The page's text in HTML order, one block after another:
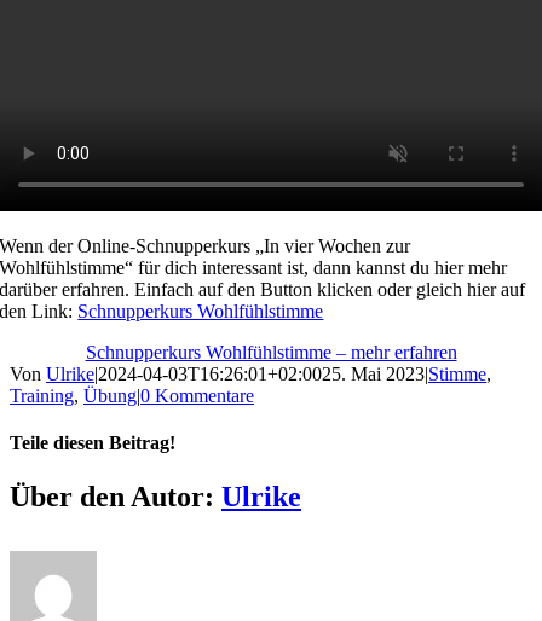
Wenn der Online-Schnupperkurs „In vier Wochen zur
Wohlfühlstimme“ für dich interessant ist, dann kannst du hier mehr
darüber erfahren. Einfach auf den Button klicken oder gleich hier auf
den Link: Schnupperkurs Wohlfühlstimme
Schnupperkurs Wohlfühlstimme – mehr erfahren
Von Ulrike|2024-04-03T16:26:01+02:0025. Mai 2023|Stimme,
Training, Übung|0 Kommentare
Teile diesen Beitrag!
Facebook
X
Reddit
LinkedIn
WhatsApp
Tumblr
Pinterest
Vk
Xing
E-
Mail
Über den Autor: Ulrike